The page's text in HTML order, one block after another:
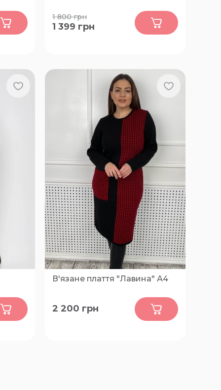
64, 58
1 800грн
1 399 грн
В'язане плаття "Лавина" А4
2XL, 3XL, 4XL, 5XL, 6XL, 7XL
2 200 грн